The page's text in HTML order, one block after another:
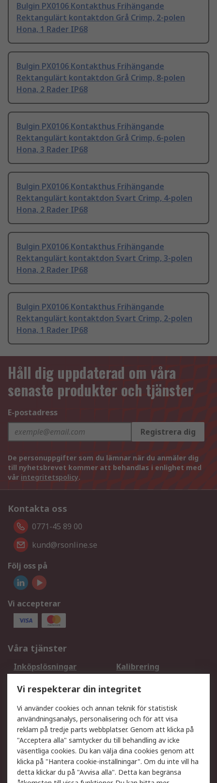
Bulgin PX0106 Kontakthus Frihängande
Rektangulärt kontaktdon Grå Crimp, 2-polen
Hona, 1 Rader IP68
Bulgin PX0106 Kontakthus Frihängande
Rektangulärt kontaktdon Grå Crimp, 8-polen
Hona, 2 Rader IP68
Bulgin PX0106 Kontakthus Frihängande
Rektangulärt kontaktdon Grå Crimp, 6-polen
Hona, 3 Rader IP68
Bulgin PX0106 Kontakthus Frihängande
Rektangulärt kontaktdon Svart Crimp, 4-polen
Hona, 2 Rader IP68
Bulgin PX0106 Kontakthus Frihängande
Rektangulärt kontaktdon Svart Crimp, 3-polen
Hona, 2 Rader IP68
Bulgin PX0106 Kontakthus Frihängande
Rektangulärt kontaktdon Svart Crimp, 2-polen
Hona, 1 Rader IP68
Håll dig uppdaterad om våra
senaste produkter och tjänster
E-postadress
Registrera dig
De personuppgifter som du lämnar när du anmäler dig
till nyhetsbrevet kommer att behandlas i enlighet med
vår integritetspolicy.
Kontakta oss
0771-45 89 00
kund@rsonline.se
Följ oss på
Vi accepterar
Våra tjänster
Inköpslösningar
Kalibrering
DesignSpark
Teknisk Support
Ditt lokala säljteam
Exportlösningar
Support
Få hjälp
Retur av varor
Leverans
Spåra din order
Begär en fakturakopi
Fördelar med RS-konto
Vi respekterar din integritet
Vi använder cookies och annan teknik för statistisk
användningsanalys, personalisering och för att visa
reklam på tredje parts webbplatser. Genom att klicka på
"Acceptera alla" samtycker du till behandling av icke
väsentliga cookies. Du kan välja dina cookies genom att
klicka på "Hantera cookie-inställningar". Om du inte vill ha
detta klickar du på "Avvisa alla". Detta kan begränsa